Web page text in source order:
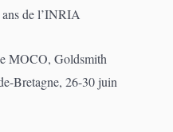
de l’INRIA
MOCO, Goldsmith
Bretagne, 26-30 juin